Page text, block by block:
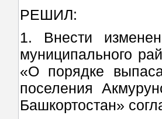
РЕШИЛ:
1. Внести
муниципального
«О порядке
поселения
Башкортостан»